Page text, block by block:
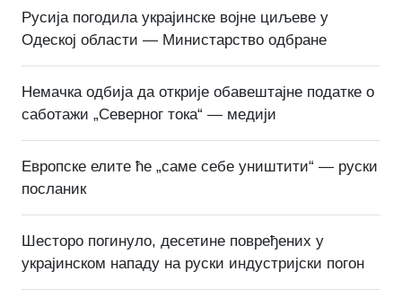
Русија погодила украјинске војне циљеве у
Одеској области — Министарство одбране
Немачка одбија да открије обавештајне податке о
саботажи „Северног тока“ — медији
Европске елите ће „саме себе уништити“ — руски
посланик
Шесторо погинуло, десетине повређених у
украјинском нападу на руски индустријски погон